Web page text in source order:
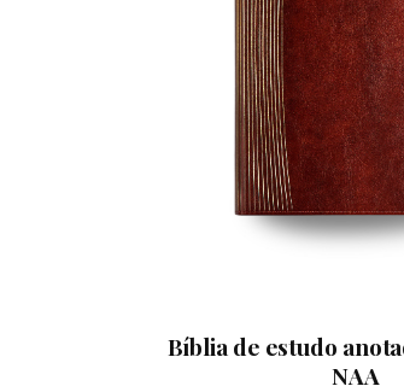
Bíblia de estudo
NAA